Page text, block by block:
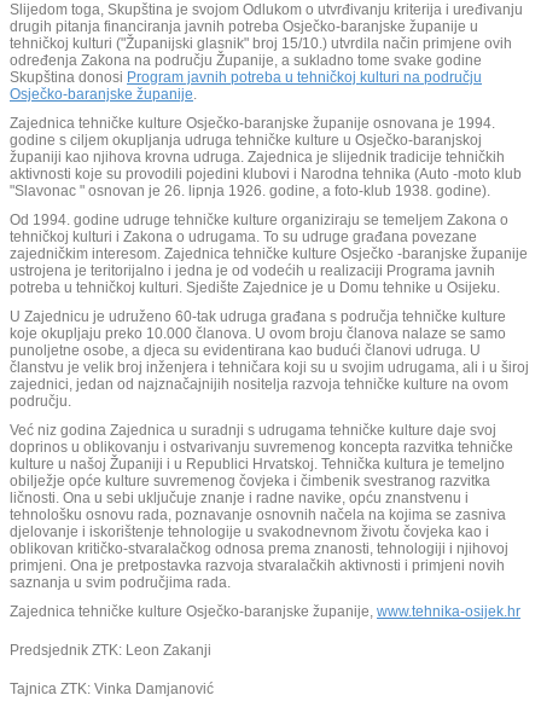
Slijedom toga, Skupština je svojom Odlukom o utvrđivanju kriterija i uređivanju
drugih pitanja financiranja javnih potreba Osječko-baranjske županije u
tehničkoj kulturi ("Županijski glasnik" broj 15/10.) utvrdila način primjene ovih
određenja Zakona na području Županije, a sukladno tome svake godine
Skupština donosi Program javnih potreba u tehničkoj kulturi na području
Osječko-baranjske županije.
Zajednica tehničke kulture Osječko-baranjske županije osnovana je 1994.
godine s ciljem okupljanja udruga tehničke kulture u Osječko-baranjskoj
županiji kao njihova krovna udruga. Zajednica je slijednik tradicije tehničkih
aktivnosti koje su provodili pojedini klubovi i Narodna tehnika (Auto -moto klub
"Slavonac " osnovan je 26. lipnja 1926. godine, a foto-klub 1938. godine).
Od 1994. godine udruge tehničke kulture organiziraju se temeljem Zakona o
tehničkoj kulturi i Zakona o udrugama. To su udruge građana povezane
zajedničkim interesom. Zajednica tehničke kulture Osječko -baranjske županije
ustrojena je teritorijalno i jedna je od vodećih u realizaciji Programa javnih
potreba u tehničkoj kulturi. Sjedište Zajednice je u Domu tehnike u Osijeku.
U Zajednicu je udruženo 60-tak udruga građana s područja tehničke kulture
koje okupljaju preko 10.000 članova. U ovom broju članova nalaze se samo
punoljetne osobe, a djeca su evidentirana kao budući članovi udruga. U
članstvu je velik broj inženjera i tehničara koji su u svojim udrugama, ali i u široj
zajednici, jedan od najznačajnijih nositelja razvoja tehničke kulture na ovom
području.
Već niz godina Zajednica u suradnji s udrugama tehničke kulture daje svoj
doprinos u oblikovanju i ostvarivanju suvremenog koncepta razvitka tehničke
kulture u našoj Županiji i u Republici Hrvatskoj. Tehnička kultura je temeljno
obilježje opće kulture suvremenog čovjeka i čimbenik svestranog razvitka
ličnosti. Ona u sebi uključuje znanje i radne navike, opću znanstvenu i
tehnološku osnovu rada, poznavanje osnovnih načela na kojima se zasniva
djelovanje i iskorištenje tehnologije u svakodnevnom životu čovjeka kao i
oblikovan kritičko-stvaralačkog odnosa prema znanosti, tehnologiji i njihovoj
primjeni. Ona je pretpostavka razvoja stvaralačkih aktivnosti i primjeni novih
saznanja u svim područjima rada.
Zajednica tehničke kulture Osječko-baranjske županije, www.tehnika-osijek.hr
Predsjednik ZTK: Leon Zakanji
Tajnica ZTK: Vinka Damjanović